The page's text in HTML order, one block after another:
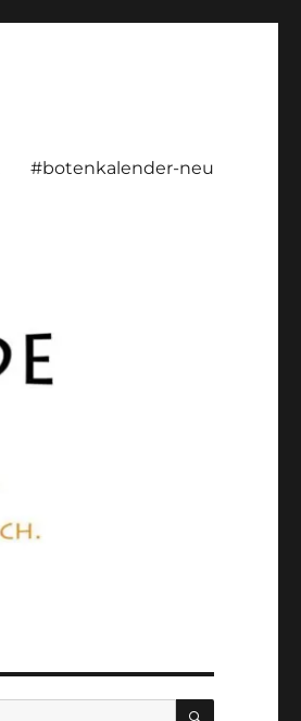
#botenkalender-neu
SUCHEN